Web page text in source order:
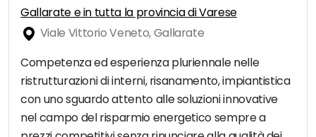
Gallarate e in tutta la provincia di Varese
Viale Vittorio Veneto, Gallarate
Competenza ed esperienza pluriennale nelle
ristrutturazioni di interni, risanamento, impiantistica
con uno sguardo attento alle soluzioni innovative
nel campo del risparmio energetico sempre a